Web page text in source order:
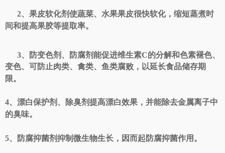
2、果皮软化剂使蔬菜、水果果皮很快软化，缩短蒸煮时
间和提高果胶等提取率。
3、防变色剂、防腐剂能促进维生素C的分解和色素褪色、
变色、可防止肉类、禽类、鱼类腐败，以延长食品储存期
限。
4、漂白保护剂、除臭剂提高漂白效果，并能除去金属离子中
的臭味。
5、防腐抑菌剂抑制微生物生长，因而起防腐抑菌作用。